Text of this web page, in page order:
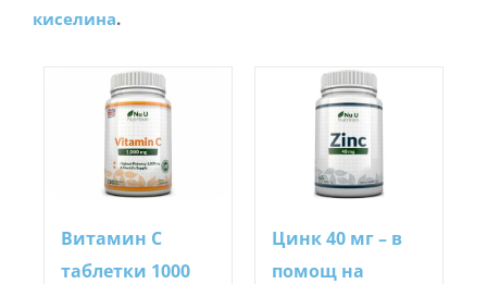
киселина.
Витамин С
таблетки 1000
Цинк 40 мг – в
помощ на